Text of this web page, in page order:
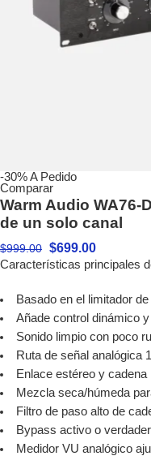
-30%A Pedido
Comparar
Warm Audio WA76-
de un solo canal
$999.00 $699.00
Características principales
Basado en el limitador
Añade control dinámico y
Sonido limpio con poco
Ruta de señal analógica
Enlace estéreo y cadena
Mezcla seca/húmeda
Filtro de paso alto de
Bypass activo o
Medidor VU analógico